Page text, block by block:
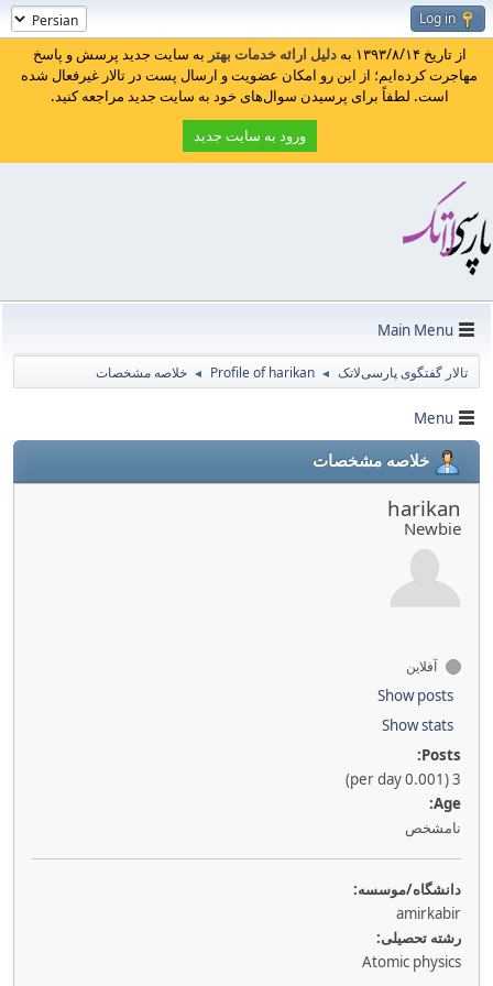
Log in
از تاریخ ۱۳۹۳/۸/۱۴ به دلیل ارائه خدمات بهتر به سایت جدید پرسش و پاسخ
مهاجرت کرده‌ایم؛ از این رو امکان عضویت و ارسال پست در تالار غیرفعال شده
است. لطفاً برای پرسیدن سوال‌های خود به سایت جدید مراجعه کنید.
ورود به سایت جدید
Main Menu
تالار گفتگوی پارسی‌لاتک ◄
Profile of harikan
◄ خلاصه مشخصات
Menu
خلاصه مشخصات
harikan
Newbie
آفلاین
Show posts
Show stats
Posts:
3 (0.001 per day)
Age:
نامشخص
دانشگاه/موسسه:
amirkabir
رشته تحصیلی:
Atomic physics